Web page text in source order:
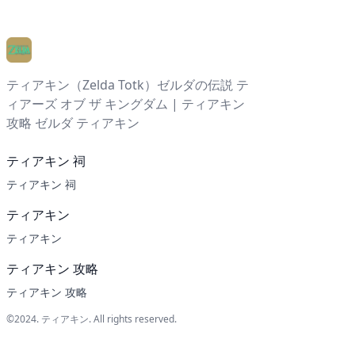
ティアキン（Zelda Totk）ゼルダの伝説 テ
ィアーズ オブ ザ キングダム | ティアキン
攻略 ゼルダ ティアキン
ティアキン 祠
ティアキン 祠
ティアキン
ティアキン
ティアキン 攻略
ティアキン 攻略
©2024. ティアキン. All rights reserved.